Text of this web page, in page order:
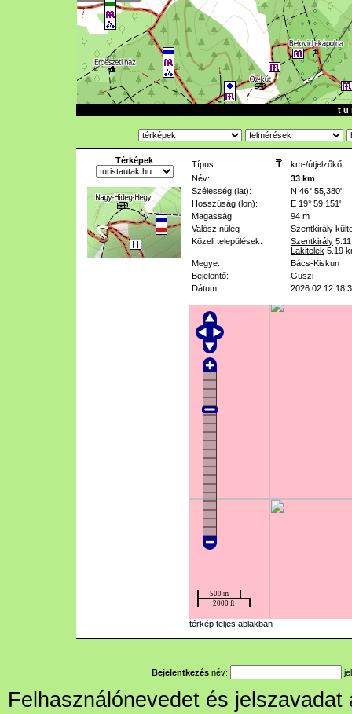
t u
Térképek Típus:
km-/útjelzőkő
Név:
33 km
Szélesség (lat):
N 46° 55,380'
Hosszúság (lon):
E 19° 59,151'
Magasság:
94 m
Valószínűleg
Szentkirály
Közeli települések:
Szentkirály
Lakitelek 5.19
Megye:
Bács-Kiskun
Bejelentő:
Güszi
Dátum:
2026.02.12
térkép teljes ablakban
Bejelentkezés név:
Felhasználónevedet és